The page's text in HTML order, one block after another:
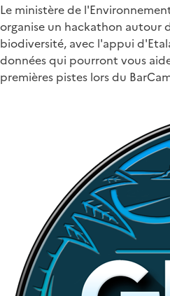
Le ministère de
organise un hackathon autour
biodiversité, avec l'appui
données qui pourront vous
premières pistes lors du